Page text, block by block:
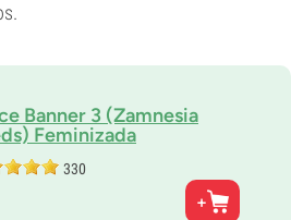
Banner 3 (Zamnesia
Feminizada
330
Diesel